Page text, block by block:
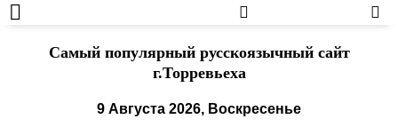
Cамый популярный русскоязычный сайт
г.Торревьеха
9 Августа 2026, Воскресенье